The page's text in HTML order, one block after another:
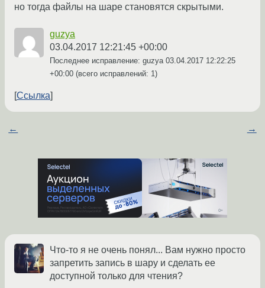
но тогда файлы на шаре становятся скрытыми.
guzya
03.04.2017 12:21:45 +00:00
Последнее исправление: guzya 03.04.2017 12:22:25
+00:00 (всего исправлений: 1)
Ссылка
← →
Что-то я не очень понял... Вам нужно просто
запретить запись в шару и сделать ее
доступной только для чтения?